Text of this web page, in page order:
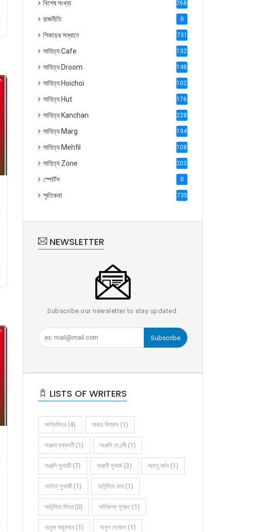
বিশেষ সংখ্যা 2686
রাজনীতি 0
শিকড়ের সন্ধানে 731
সাহিত্য Cafe 1321
সাহিত্য Droom 1488
সাহিত্য Hoichoi 1027
সাহিত্য Hut 1769
সাহিত্য Kanchan 2287
সাহিত্য Marg 1947
সাহিত্য Mehfil 1088
সাহিত্য Zone 2035
স্পোর্টস 0
স্মৃতিকথা 735
NEWSLETTER
Subscribe our newsletter to stay updated.
Subscribe
LISTS OF WRITERS
অগ্নিমিত্র (4) অজয় বিশ্বাস (1)
অঞ্জনা চক্রবর্তী (1) অঞ্জলি দে নন্দী (1)
অঞ্জলি মুখার্জী (7) অঞ্জলী মুখার্জ (3) অতনু বর্মন (1)
অনিতা মুখার্জী (1) অনিন্দিতা নাথ (1)
অনিন্দিতা মিত্র (0) অনিরুদ্ধ সুব্রত (1)
অনুজ মজুমদার (1) অনুপ ঘোষাল (1)